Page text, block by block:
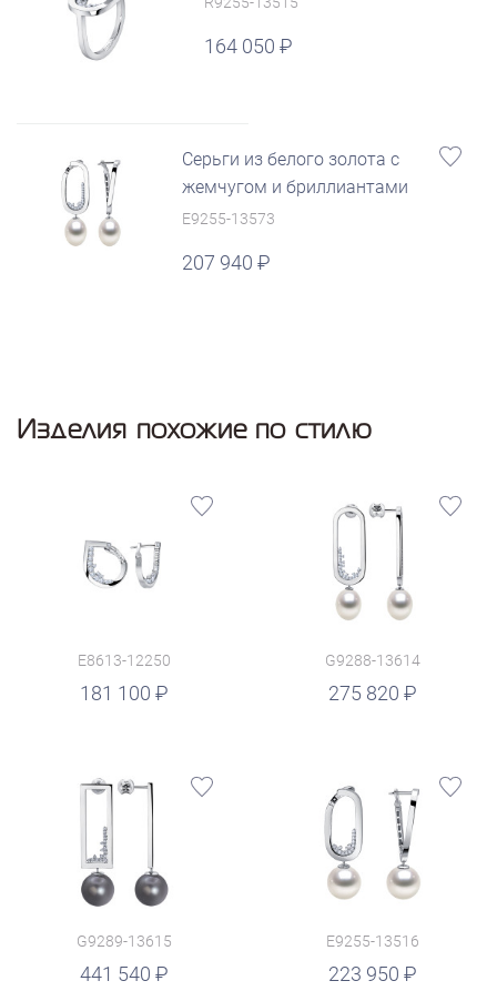
164 050
Серьги из белого золота с
жемчугом и бриллиантами
E9255-13573
207 940
Изделия похожие по стилю
E8613-12250
181 100
G9288-13614
275 820
руб.
G9289-13615
441 540
E9255-13516
223 950
руб.